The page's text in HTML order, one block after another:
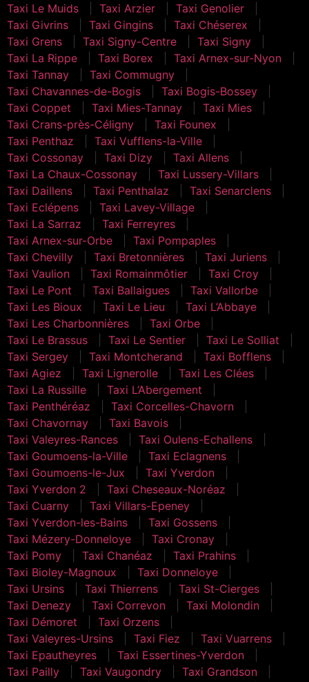
Taxi Le Muids
Taxi Arzier
Taxi Genolier
Taxi Givrins
Taxi Gingins
Taxi Chéserex
Taxi Grens
Taxi Signy-Centre
Taxi Signy
Taxi La Rippe
Taxi Borex
Taxi Arnex-sur-Nyon
Taxi Tannay
Taxi Commugny
Taxi Chavannes-de-Bogis
Taxi Bogis-Bossey
Taxi Coppet
Taxi Mies-Tannay
Taxi Mies
Taxi Crans-près-Céligny
Taxi Founex
Taxi Penthaz
Taxi Vufflens-la-Ville
Taxi Cossonay
Taxi Dizy
Taxi Allens
Taxi La Chaux-Cossonay
Taxi Lussery-Villars
Taxi Daillens
Taxi Penthalaz
Taxi Senarclens
Taxi Eclépens
Taxi Lavey-Village
Taxi La Sarraz
Taxi Ferreyres
Taxi Arnex-sur-Orbe
Taxi Pompaples
Taxi Chevilly
Taxi Bretonnières
Taxi Juriens
Taxi Vaulion
Taxi Romainmôtier
Taxi Croy
Taxi Le Pont
Taxi Ballaigues
Taxi Vallorbe
Taxi Les Bioux
Taxi Le Lieu
Taxi L’Abbaye
Taxi Les Charbonnières
Taxi Orbe
Taxi Le Brassus
Taxi Le Sentier
Taxi Le Solliat
Taxi Sergey
Taxi Montcherand
Taxi Bofflens
Taxi Agiez
Taxi Lignerolle
Taxi Les Clées
Taxi La Russille
Taxi L’Abergement
Taxi Penthéréaz
Taxi Corcelles-Chavorn
Taxi Chavornay
Taxi Bavois
Taxi Valeyres-Rances
Taxi Oulens-Echallens
Taxi Goumoens-la-Ville
Taxi Eclagnens
Taxi Goumoens-le-Jux
Taxi Yverdon
Taxi Yverdon 2
Taxi Cheseaux-Noréaz
Taxi Cuarny
Taxi Villars-Epeney
Taxi Yverdon-les-Bains
Taxi Gossens
Taxi Mézery-Donneloye
Taxi Cronay
Taxi Pomy
Taxi Chanéaz
Taxi Prahins
Taxi Bioley-Magnoux
Taxi Donneloye
Taxi Ursins
Taxi Thierrens
Taxi St-Cierges
Taxi Denezy
Taxi Correvon
Taxi Molondin
Taxi Démoret
Taxi Orzens
Taxi Valeyres-Ursins
Taxi Fiez
Taxi Vuarrens
Taxi Epautheyres
Taxi Essertines-Yverdon
Taxi Pailly
Taxi Vaugondry
Taxi Grandson